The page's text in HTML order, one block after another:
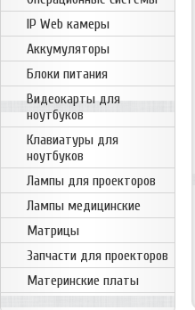
IP Web камеры
Аккумуляторы
Блоки питания
Видеокарты для
ноутбуков
Клавиатуры для
ноутбуков
Лампы для проекторов
Лампы медицинские
Матрицы
Запчасти для проекторов
Материнские платы